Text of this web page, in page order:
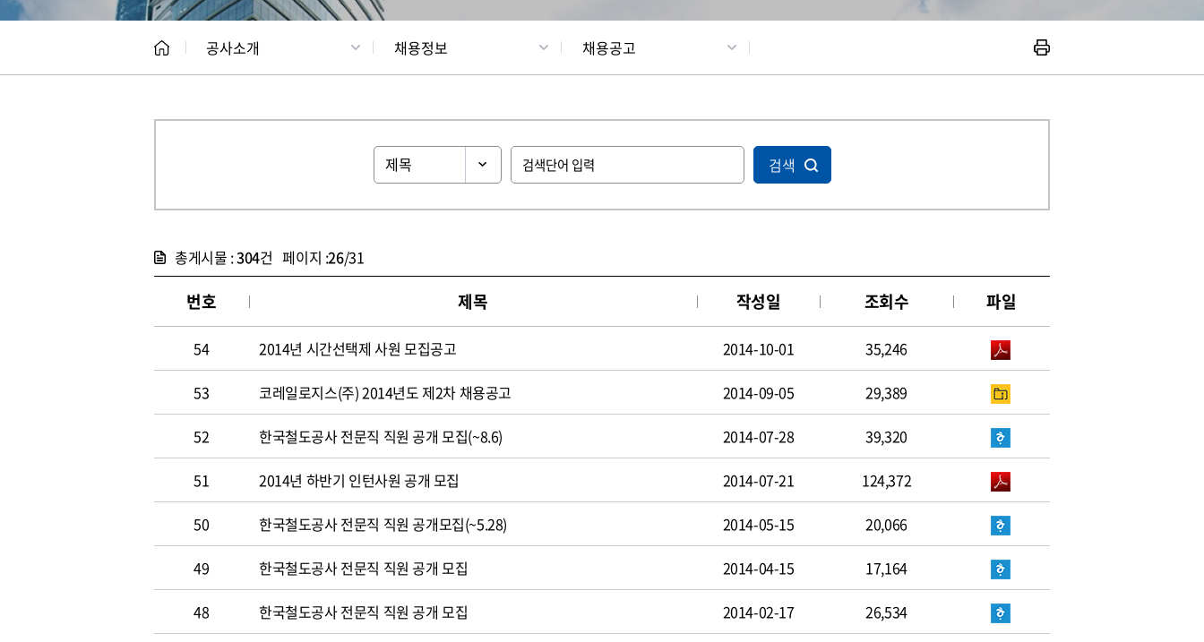
공사소개 채용정보 채용공고
검색
총게시물 :304건 페이지 :26/31
번호 제목 작성일 조회수 파일
54 2014년 시간선택제 사원 모집공고 2014-10-01 35,246
53 코레일로지스(주) 2014년도 제2차 채용공고 2014-09-05 29,389
52 한국철도공사 전문직 직원 공개 모집(~8.6) 2014-07-28 39,320
51 2014년 하반기 인턴사원 공개 모집 2014-07-21 124,372
50 한국철도공사 전문직 직원 공개모집(~5.28) 2014-05-15 20,066
49 한국철도공사 전문직 직원 공개 모집 2014-04-15 17,164
48 한국철도공사 전문직 직원 공개 모집 2014-02-17 26,534